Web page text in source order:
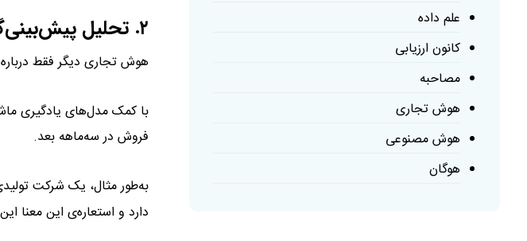
۲. تحلیل پیش‌بینی‌گر؛ پیش از وقوع تصمیم بگیر!
هوش تجاری دیگر فقط
با کمک مدل‌های یادگیری
فروش در سه‌ماهه بعد.
دارد و استعاره‌ی این معنا
علم داده
کانون ارزیابی
مصاحبه
هوش تجاری
هوش مصنوعی
هوگان